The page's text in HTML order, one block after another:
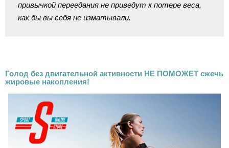
привычкой переедания не приведут к потере веса,
как бы вы себя не изматывали.
Голод без двигательной активности НЕ ПОМОЖЕТ сжечь
жировые накопления!